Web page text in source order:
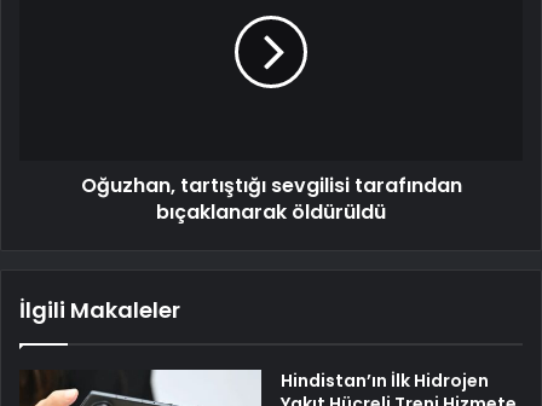
Oğuzhan, tartıştığı sevgilisi tarafından
bıçaklanarak öldürüldü
İlgili Makaleler
Hindistan’ın İlk Hidrojen